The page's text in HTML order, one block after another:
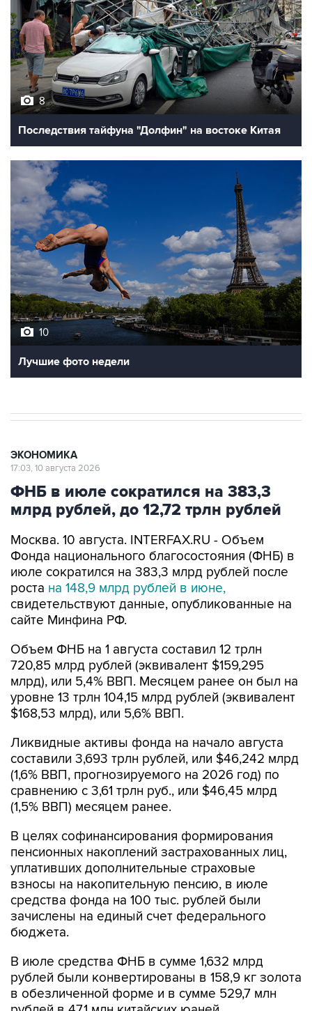
8
Последствия тайфуна "Долфин" на востоке Китая
10
Лучшие фото недели
ЭКОНОМИКА
17:03, 10 августа 2026
ФНБ в июле сократился на 383,3
млрд рублей, до 12,72 трлн рублей
Москва. 10 августа. INTERFAX.RU - Объем
Фонда национального благосостояния (ФНБ) в
июле сократился на 383,3 млрд рублей после
роста на 148,9 млрд рублей в июне,
свидетельствуют данные, опубликованные на
сайте Минфина РФ.
Объем ФНБ на 1 августа составил 12 трлн
720,85 млрд рублей (эквивалент $159,295
млрд), или 5,4% ВВП. Месяцем ранее он был на
уровне 13 трлн 104,15 млрд рублей (эквивалент
$168,53 млрд), или 5,6% ВВП.
Ликвидные активы фонда на начало августа
составили 3,693 трлн рублей, или $46,242 млрд
(1,6% ВВП, прогнозируемого на 2026 год) по
сравнению с 3,61 трлн руб., или $46,45 млрд
(1,5% ВВП) месяцем ранее.
В целях софинансирования формирования
пенсионных накоплений застрахованных лиц,
уплативших дополнительные страховые
взносы на накопительную пенсию, в июле
средства фонда на 100 тыс. рублей были
зачислены на единый счет федерального
бюджета.
В июле средства ФНБ в сумме 1,632 млрд
рублей были конвертированы в 158,9 кг золота
в обезличенной форме и в сумме 529,7 млн